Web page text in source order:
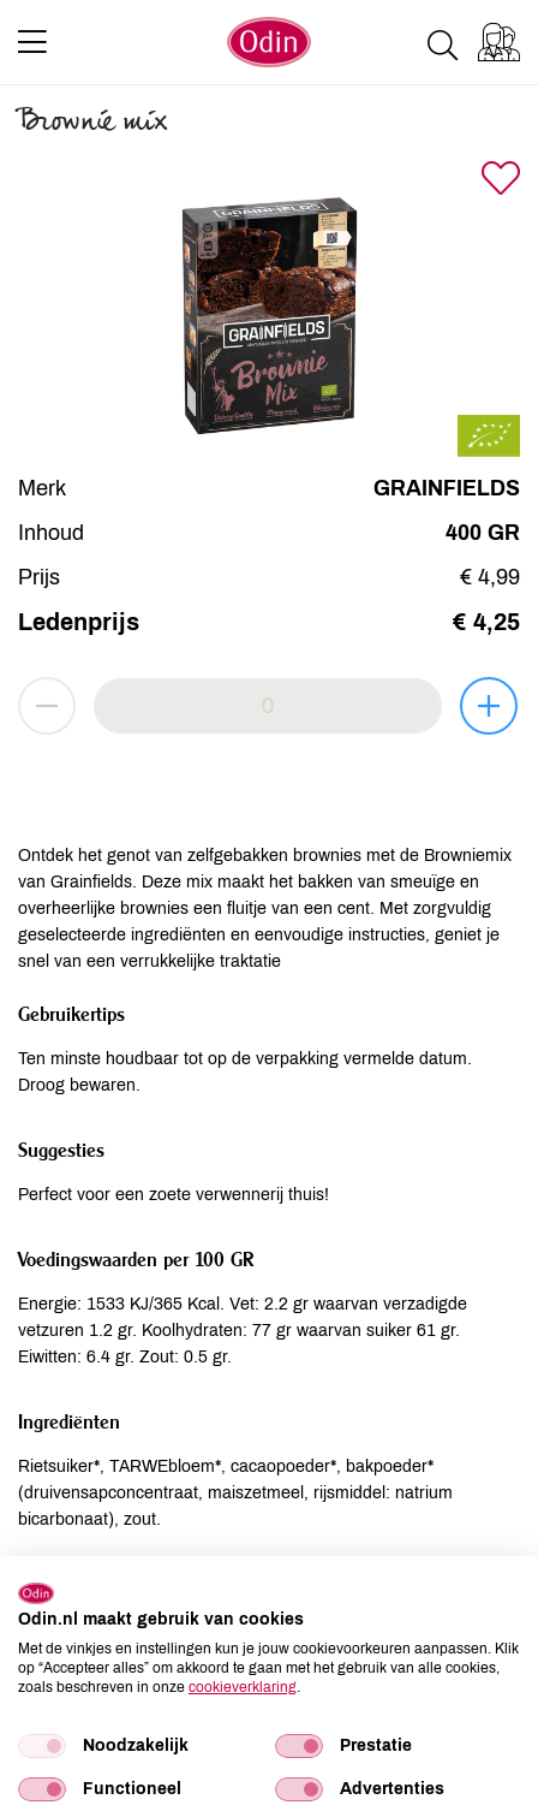
Brownie mix
Merk
GRAINFIELDS
Inhoud
400 GR
Prijs
€ 4,99
Ledenprijs € 4,25
Ontdek het genot van zelfgebakken brownies met de Browniemix
van Grainfields. Deze mix maakt het bakken van smeuïge en
overheerlijke brownies een fluitje van een cent. Met zorgvuldig
geselecteerde ingrediënten en eenvoudige instructies, geniet je
snel van een verrukkelijke traktatie
Gebruikertips
Ten minste houdbaar tot op de verpakking vermelde datum.
Droog bewaren.
Suggesties
Perfect voor een zoete verwennerij thuis!
Voedingswaarden per 100 GR
Energie: 1533 KJ/365 Kcal. Vet: 2.2 gr waarvan verzadigde
vetzuren 1.2 gr. Koolhydraten: 77 gr waarvan suiker 61 gr.
Eiwitten: 6.4 gr. Zout: 0.5 gr.
Ingrediënten
Rietsuiker*, TARWEbloem*, cacaopoeder*, bakpoeder*
(druivensapconcentraat, maiszetmeel, rijsmiddel: natrium
bicarbonaat), zout.
Allergenen
Aardnoten
niet aanwezig
Ei
niet aanwezig
Gluten
aanwezig
Lupine
niet aanwezig
Mosterd
niet aanwezig
Odin.nl maakt gebruik van cookies
Met de vinkjes en instellingen kun je jouw cookievoorkeuren aanpassen. Klik
op “Accepteer alles” om akkoord te gaan met het gebruik van alle cookies,
zoals beschreven in onze cookieverklaring
Noodzakelijk Prestatie
Functioneel Advertenties